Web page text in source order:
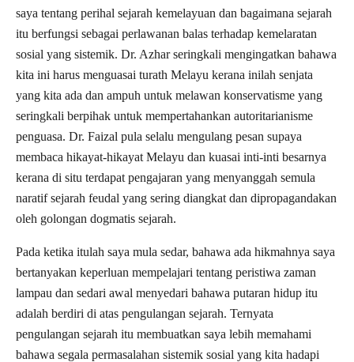
saya tentang perihal sejarah kemelayuan dan bagaimana sejarah
itu berfungsi sebagai perlawanan balas terhadap kemelaratan
sosial yang sistemik. Dr. Azhar seringkali mengingatkan bahawa
kita ini harus menguasai turath Melayu kerana inilah senjata
yang kita ada dan ampuh untuk melawan konservatisme yang
seringkali berpihak untuk mempertahankan autoritarianisme
penguasa. Dr. Faizal pula selalu mengulang pesan supaya
membaca hikayat-hikayat Melayu dan kuasai inti-inti besarnya
kerana di situ terdapat pengajaran yang menyanggah semula
naratif sejarah feudal yang sering diangkat dan dipropagandakan
oleh golongan dogmatis sejarah.
Pada ketika itulah saya mula sedar, bahawa ada hikmahnya saya
bertanyakan keperluan mempelajari tentang peristiwa zaman
lampau dan sedari awal menyedari bahawa putaran hidup itu
adalah berdiri di atas pengulangan sejarah. Ternyata
pengulangan sejarah itu membuatkan saya lebih memahami
bahawa segala permasalahan sistemik sosial yang kita hadapi